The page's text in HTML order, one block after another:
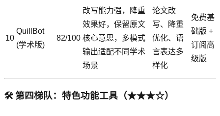
10
QuillBot
(学术版)
82/100
改写能力强，降重
效果好，保留原文
核心意思，多模式
输出适配不同学术
场景
论文改
写、降重
优化、语
言表达多
样化
免费基
础版 +
订阅高
级版
🛠️ 第四梯队：特色功能工具（★★★☆）